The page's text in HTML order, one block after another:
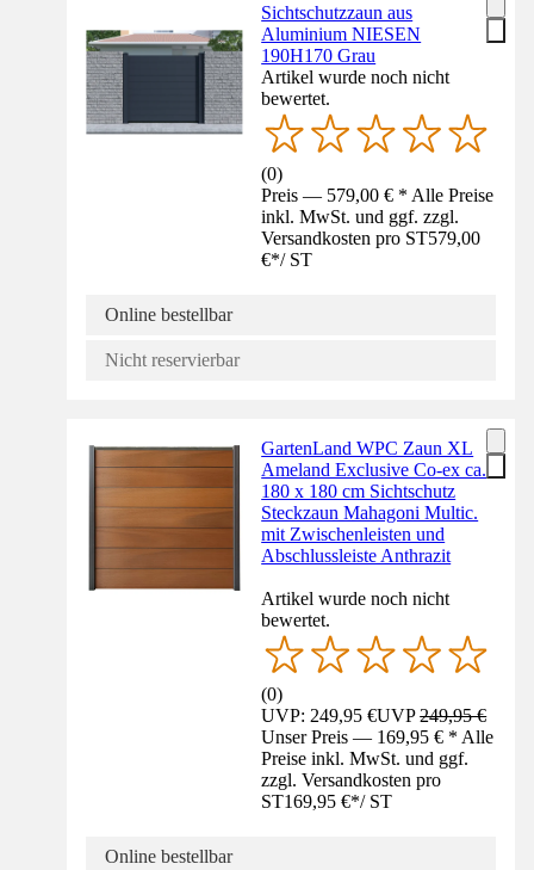
Sichtschutzzaun aus
Aluminium NIESEN
190H170 Grau
Artikel wurde noch nicht
bewertet.
(0)
Preis — 579,00 € * Alle Preise
inkl. MwSt. und ggf. zzgl.
Versandkosten pro ST579,00
€*/ ST
Online bestellbar
Nicht reservierbar
GartenLand WPC Zaun XL
Ameland Exclusive Co-ex ca.
180 x 180 cm Sichtschutz
Steckzaun Mahagoni Multic.
mit Zwischenleisten und
Abschlussleiste Anthrazit
Artikel wurde noch nicht
bewertet.
(0)
UVP: 249,95 €UVP249,95 €
Unser Preis — 169,95 € * Alle
Preise inkl. MwSt. und ggf.
zzgl. Versandkosten pro
ST169,95 €*/ ST
Online bestellbar